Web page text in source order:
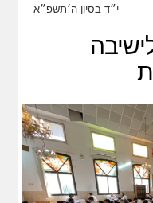
י״ד בסיון ה׳תשפ״א